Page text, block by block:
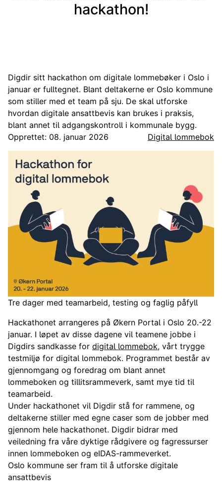
hackathon!
Digdir sitt hackathon om digitale lommebøker i Oslo i
januar er fulltegnet. Blant deltakerne er Oslo kommune
som stiller med et team på sju. De skal utforske
hvordan digitale ansattbevis kan brukes i praksis,
blant annet til adgangskontroll i kommunale bygg.
Opprettet: 08. januar 2026
Digital lommebok
Tre dager med teamarbeid, testing og faglig påfyll
Hackathonet arrangeres på Økern Portal i Oslo 20.-22
januar. I løpet av disse dagene vil teamene jobbe i
Digdirs sandkasse for digital lommebok, vårt trygge
testmiljø for digital lommebok. Programmet består av
gjennomgang og foredrag om blant annet
lommeboken og tillitsrammeverk, samt mye tid til
teamarbeid.
Under hackathonet vil Digdir stå for rammene, og
deltakerne stiller med egne caser som de jobber med
gjennom hele hackathonet. Digdir bidrar med
veiledning fra våre dyktige rådgivere og fagressurser
innen lommeboken og eIDAS-rammeverket.
Oslo kommune ser fram til å utforske digitale
ansattbevis